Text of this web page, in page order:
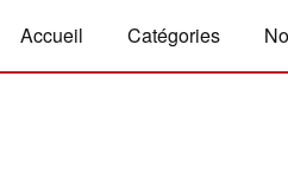
Accueil Catégories